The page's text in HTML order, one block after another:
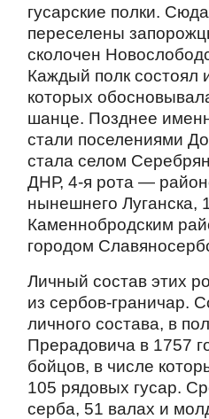
гусарские полки.
переселены
сколочен
Каждый полк состоял
которых
шанце. Позднее
стали поселениями
стала селом
ДНР, 4-я рота —
нынешнего Луганска,
Каменнобродским
городом
Личный состав этих
из сербов-граничар.
личного состава, в
Прерадовича в 1757
бойцов, в числе
105 рядовых гусар.
серба, 51 валах и